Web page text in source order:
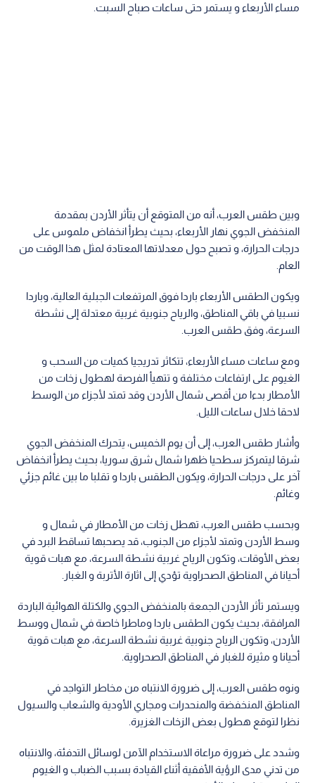
مساء الأربعاء و يستمر حتى ساعات صباح السبت.
وبين طقس العرب، أنه من المتوقع أن يتأثر الأردن بمقدمة
المنخفض الجوي نهار الأربعاء، بحيث يطرأ انخفاض ملموس على
درجات الحرارة، و تصبح حول معدلاتها المعتادة لمثل هذا الوقت من
العام.
ويكون الطقس الأربعاء باردا فوق المرتفعات الجبلية العالية، وباردا
نسبيا في باقي المناطق، والرياح جنوبية غربية معتدلة إلى نشطة
السرعة، وفق طقس العرب.
ومع ساعات مساء الأربعاء، تتكاثر تدريجيا كميات من السحب و
الغيوم على ارتفاعات مختلفة و تتهيأ الفرصة لهطول زخات من
الأمطار بدءا من أقصى شمال الأردن وقد تمتد لأجزاء من الوسط
لاحقا خلال ساعات الليل.
وأشار طقس العرب، إلى أن يوم الخميس، يتحرك المنخفض الجوي
شرقا ليتمركز سطحيا ظهرا شمال شرق سوريا، بحيث يطرأ انخفاض
آخر على درجات الحرارة، ويكون الطقس باردا و تقلبا ما بين غائم جزئي
وغائم.
وبحسب طقس العرب، تهطل زخات من الأمطار في شمال و
وسط الأردن وتمتد لأجزاء من الجنوب، قد يصحبها تساقط البرد في
بعض الأوقات، وتكون الرياح غربية نشطة السرعة، مع هبات قوية
أحيانا في المناطق الصحراوية تؤدي إلى اثارة الأتربة و الغبار.
ويستمر تأثر الأردن الجمعة بالمنخفض الجوي والكتلة الهوائية الباردة
المرافقة، بحيث يكون الطقس باردا وماطرا خاصة في شمال ووسط
الأردن، وتكون الرياح جنوبية غربية نشطة السرعة، مع هبات قوية
أحيانا و مثيرة للغبار في المناطق الصحراوية.
ونوه طقس العرب، إلى ضرورة الانتباه من مخاطر التواجد في
المناطق المنخفضة والمنحدرات ومجاري الأودية والشعاب والسيول
نظرا لتوقع هطول بعض الزخات الغزيرة.
وشدد على ضرورة مراعاة الاستخدام الآمن لوسائل التدفئة، والانتباه
من تدني مدى الرؤية الأفقية أثناء القيادة بسبب الضباب و الغيوم